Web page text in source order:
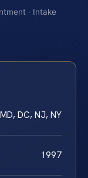
· Intake
DC, NJ, NY
1997